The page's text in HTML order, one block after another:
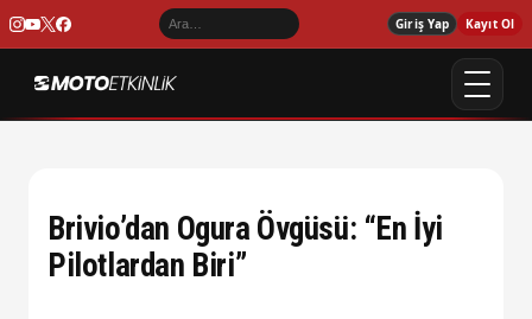
Giriş Yap Kayıt Ol
Brivio’dan Ogura Övgüsü: “En İyi
Pilotlardan Biri”